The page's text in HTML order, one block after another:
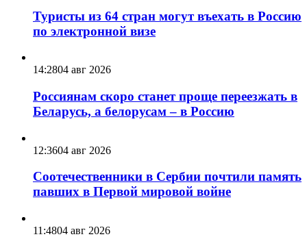
Туристы из 64 стран могут въехать в Россию
по электронной визе
14:2804 авг 2026
Россиянам скоро станет проще переезжать в
Беларусь, а белорусам – в Россию
12:3604 авг 2026
Соотечественники в Сербии почтили память
павших в Первой мировой войне
11:4804 авг 2026